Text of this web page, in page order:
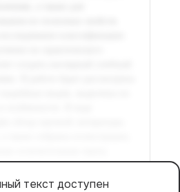
текст доступен